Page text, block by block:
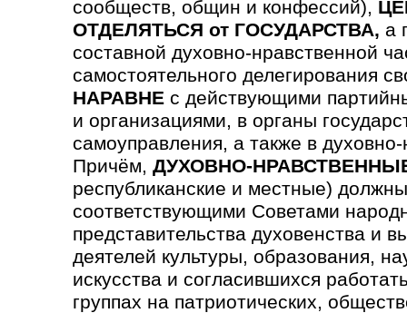
сообществ, общин и конфессий),
ОТДЕЛЯТЬСЯ от ГОСУДАРСТВА, а
составной духовно-нравственной
самостоятельного делегирования
НАРАВНЕ с действующими
и организациями, в органы
самоуправления, а также в
Причём, ДУХОВНО-
республиканские и местные)
соответствующими Советами
предста­вительства духовен­ства и
деятелей культуры, образования,
искусства и согла­сившихся
группах на патриотических,